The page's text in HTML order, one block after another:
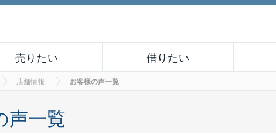
売りたい 借りたい
店舗情報 お客様の声一覧
声一覧